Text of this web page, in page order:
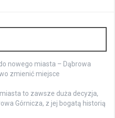
nowego miasta – Dąbrowa
zmienić miejsce
to zawsze duża decyzja,
Górnicza, z jej bogatą historią